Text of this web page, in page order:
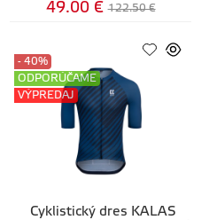
49.00 € 122.50 €
Cyklistický dres KALAS
- 40%
ODPORÚČAME
VÝPREDAJ